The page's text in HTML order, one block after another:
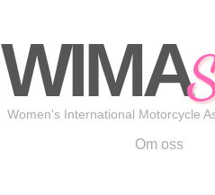
WIMA
Women's International Motorcycle
Om oss